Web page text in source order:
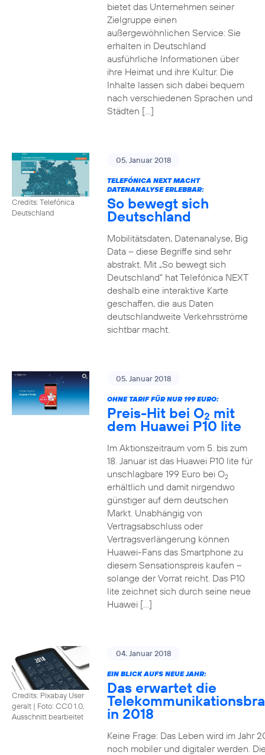
bietet das Unternehmen seiner
Zielgruppe einen
außergewöhnlichen Service: Sie
erhalten in Deutschland
ausführliche Informationen über
ihre Heimat und ihre Kultur. Die
Inhalte lassen sich dabei bequem
nach verschiedenen Sprachen und
Städten […]
Credits: Telefónica
Deutschland
05. Januar 2018
TELEFÓNICA NEXT MACHT
DATENANALYSE ERLEBBAR:
So bewegt sich
Deutschland
Mobilitätsdaten, Datenanalyse, Big
Data – diese Begriffe sind sehr
abstrakt. Mit „So bewegt sich
Deutschland“ hat Telefónica NEXT
deshalb eine interaktive Karte
geschaffen, die aus Daten
deutschlandweite Verkehrsströme
sichtbar macht.
05. Januar 2018
OHNE TARIF FÜR NUR 199 EURO:
Preis-Hit bei O2 mit
dem Huawei P10 lite
Im Aktionszeitraum vom 5. bis zum
18. Januar ist das Huawei P10 lite für
unschlagbare 199 Euro bei O2
erhältlich und damit nirgendwo
günstiger auf dem deutschen
Markt. Unabhängig von
Vertragsabschluss oder
Vertragsverlängerung können
Huawei-Fans das Smartphone zu
diesem Sensationspreis kaufen –
solange der Vorrat reicht. Das P10
lite zeichnet sich durch seine neue
Huawei […]
Credits: Pixabay User
geralt | Foto: CC0 1.0,
Ausschnitt bearbeitet
04. Januar 2018
EIN BLICK AUFS NEUE JAHR:
Das erwartet die
in 2018
Keine Frage: Das Leben wird im Jahr
noch mobiler und digitaler werden.